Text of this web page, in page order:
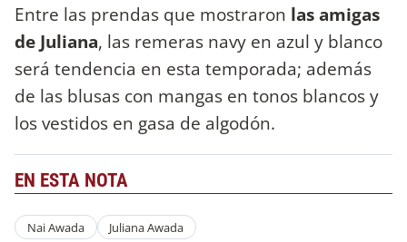
Entre las prendas que mostraron las amigas
de Juliana, las remeras navy en azul y blanco
será tendencia en esta temporada; además
de las blusas con mangas en tonos blancos y
los vestidos en gasa de algodón.
EN ESTA NOTA
Nai Awada Juliana Awada